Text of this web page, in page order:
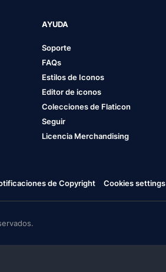
AYUDA
Soporte
FAQs
Estilos de Iconos
Editor de iconos
Colecciones de Flaticon
Seguir
Licencia Merchandising
de Copyright Cookies settings